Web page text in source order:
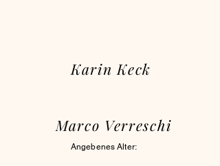
Karin Keck
Marco Verreschi
Angebenes Alter: